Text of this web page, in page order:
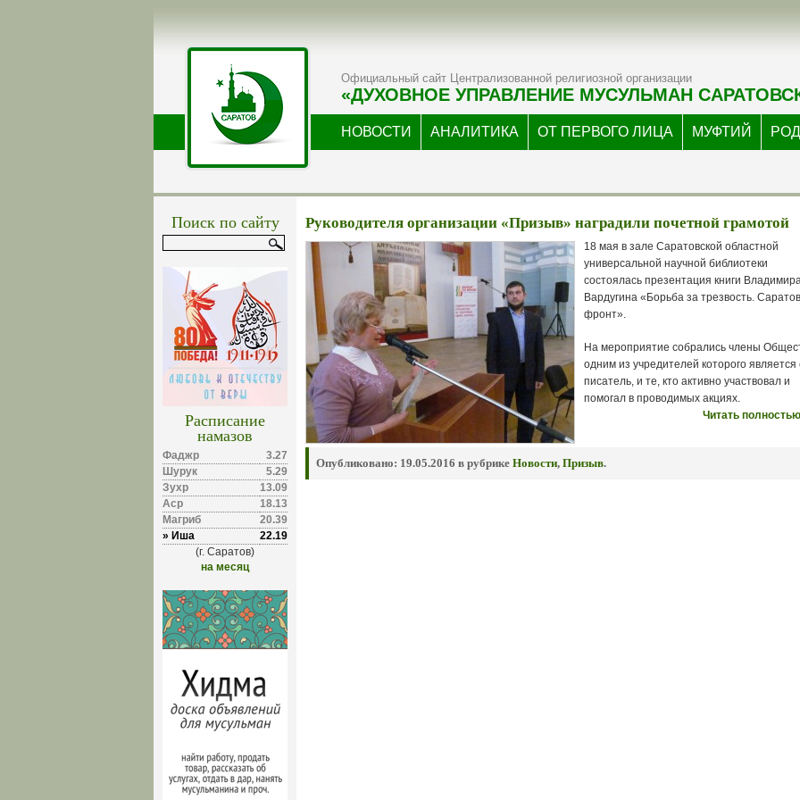
Официальный сайт Централизованной религиозной организации
«ДУХОВНОЕ УПРАВЛЕНИЕ МУСУЛЬМАН
НОВОСТИ АНАЛИТИКА ОТ ПЕРВОГО ЛИЦА МУФТИЙ
Поиск по сайту
Расписание
намазов
Фаджр
3.27
Шурук
5.29
Зухр
13.09
Аср
18.13
Магриб
20.39
» Иша
22.19
(г. Саратов)
на месяц
Руководителя организации «Призыв» наградили почетной грамотой
18 мая в зале Саратовской областной
универсальной научной библиотеки
состоялась презентация книги
Вардугина «Борьба за трезвость.
фронт».
На мероприятие собрались члены
одним из учредителей которого является
писатель, и те, кто активно участвовал и
помогал в проводимых акциях.
Читать
Опубликовано: 19.05.2016 в рубрике Новости, Призыв.